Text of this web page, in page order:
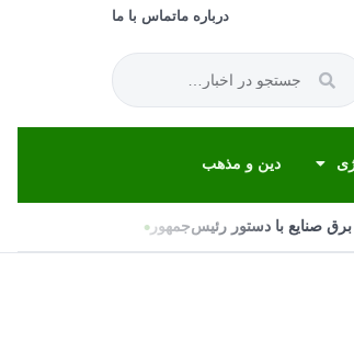
درباره ماتماس با ما
دین و مذهب
صنایع با دستور رئیس‌جمهور•